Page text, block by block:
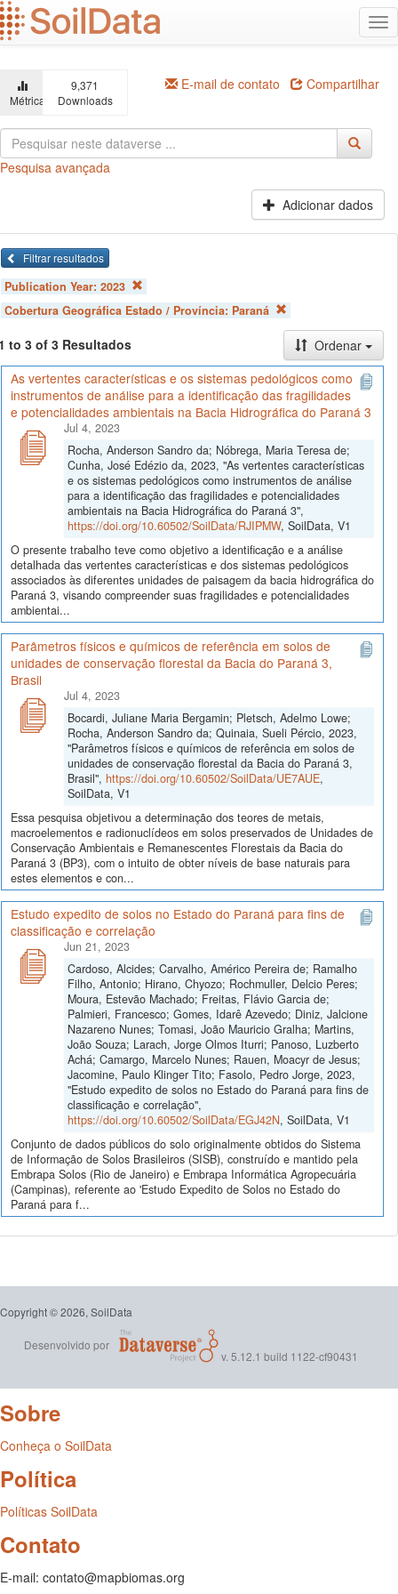
Ir
para
o
principal
Métricas
9,371
Downloads
E-mail de contato Compartilhar
Pesquisa avançada
Adicionar dados
Filtrar resultados
Publication Year: 2023
Cobertura Geográfica Estado / Província: Paraná
to 3 of 3 Resultados
Ordenar
As vertentes características e os sistemas pedológicos como
instrumentos de análise para a identificação das fragilidades
e potencialidades ambientais na Bacia Hidrográfica do Paraná 3
Jul 4, 2023
Rocha, Anderson Sandro da; Nóbrega, Maria Teresa de;
Cunha, José Edézio da, 2023, "As vertentes características
e os sistemas pedológicos como instrumentos de análise
para a identificação das fragilidades e potencialidades
ambientais na Bacia Hidrográfica do Paraná 3",
https://doi.org/10.60502/SoilData/RJIPMW, SoilData, V1
O presente trabalho teve como objetivo a identificação e a análise
detalhada das vertentes características e dos sistemas pedológicos
associados às diferentes unidades de paisagem da bacia hidrográfica do
Paraná 3, visando compreender suas fragilidades e potencialidades
ambientai...
Parâmetros físicos e químicos de referência em solos de
unidades de conservação florestal da Bacia do Paraná 3,
Brasil
Jul 4, 2023
Bocardi, Juliane Maria Bergamin; Pletsch, Adelmo Lowe;
Rocha, Anderson Sandro da; Quinaia, Sueli Pércio, 2023,
"Parâmetros físicos e químicos de referência em solos de
unidades de conservação florestal da Bacia do Paraná 3,
Brasil", https://doi.org/10.60502/SoilData/UE7AUE,
SoilData, V1
Essa pesquisa objetivou a determinação dos teores de metais,
macroelementos e radionuclídeos em solos preservados de Unidades de
Conservação Ambientais e Remanescentes Florestais da Bacia do
Paraná 3 (BP3), com o intuito de obter níveis de base naturais para
estes elementos e con...
Estudo expedito de solos no Estado do Paraná para fins de
classificação e correlação
Jun 21, 2023
Cardoso, Alcides; Carvalho, Américo Pereira de; Ramalho
Filho, Antonio; Hirano, Chyozo; Rochmuller, Delcio Peres;
Moura, Estevão Machado; Freitas, Flávio Garcia de;
Palmieri, Francesco; Gomes, Idarê Azevedo; Diniz, Jalcione
Nazareno Nunes; Tomasi, João Mauricio Gralha; Martins,
João Souza; Larach, Jorge Olmos Iturri; Panoso, Luzberto
Achá; Camargo, Marcelo Nunes; Rauen, Moacyr de Jesus;
Jacomine, Paulo Klinger Tito; Fasolo, Pedro Jorge, 2023,
"Estudo expedito de solos no Estado do Paraná para fins de
classificação e correlação",
https://doi.org/10.60502/SoilData/EGJ42N, SoilData, V1
Conjunto de dados públicos do solo originalmente obtidos do Sistema
de Informação de Solos Brasileiros (SISB), construído e mantido pela
Embrapa Solos (Rio de Janeiro) e Embrapa Informática Agropecuária
(Campinas), referente ao 'Estudo Expedito de Solos no Estado do
Paraná para f...
Copyright © 2026, SoilData
Desenvolvido por
v. 5.12.1 build 1122-cf90431
Sobre
Conheça o SoilData
Política
Políticas SoilData
Contato
E-mail: contato@mapbiomas.org